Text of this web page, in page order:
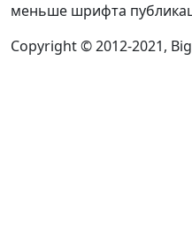
меньше шрифта
Copyright © 2012-2021,